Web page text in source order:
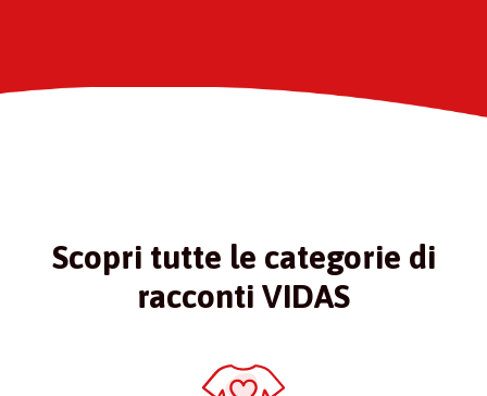
Scopri tutte le categorie di
racconti VIDAS